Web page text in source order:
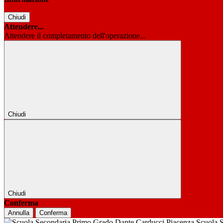
Chiudi
Attendere...
Attendere il completamento dell'operazione...
Chiudi
Chiudi
Conferma
Annulla Conferma